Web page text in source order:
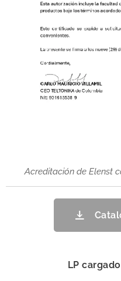
Acreditación de Elenst
LP